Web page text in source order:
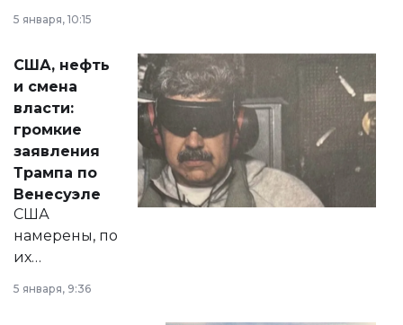
сразу несколько
актуальных тем —
от слухов о
политических
реформах до
вопросов армии,
экономики и
личного здоровья.
5 января, 10:15
США, нефть
и смена
власти:
громкие
заявления
Трампа по
Венесуэле
США
намерены, по
их
принести
5 января, 9:36